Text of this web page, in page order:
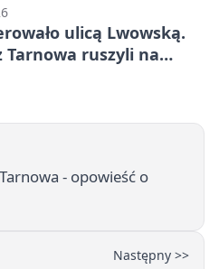
ulicą Lwowską.
Tarnowa ruszyli na
- opowieść o
Następny >>